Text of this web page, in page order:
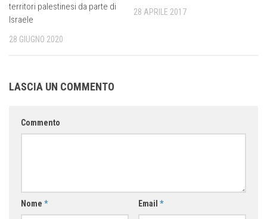
territori palestinesi da parte di
Israele
28 GIUGNO 2020
28 APRILE 2017
LASCIA UN COMMENTO
Commento
Nome * Email *